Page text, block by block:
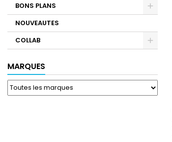
BONS PLANS
NOUVEAUTES
COLLAB
MARQUES